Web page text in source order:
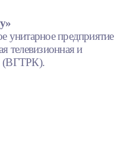
унитарное предприятие
телевизионная и
(ВГТРК).